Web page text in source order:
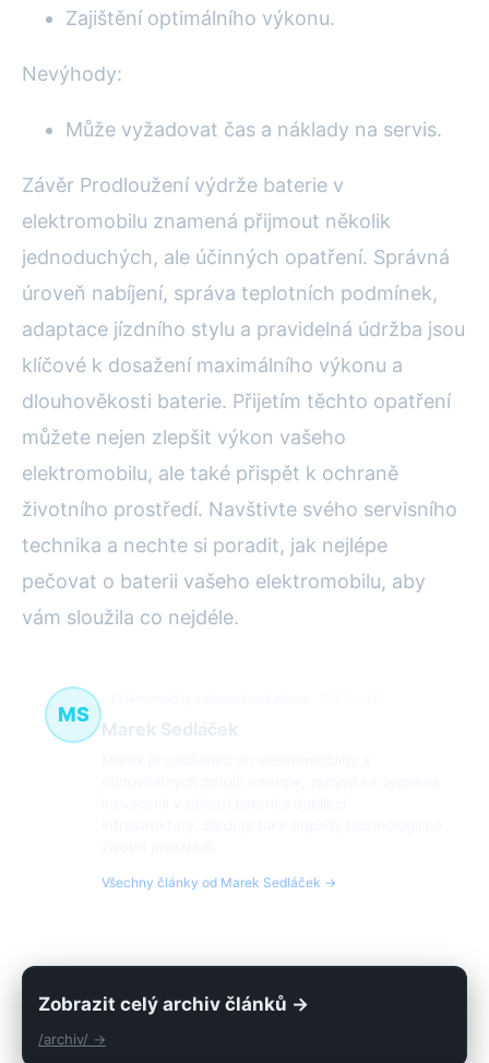
Zajištění optimálního výkonu.
Nevýhody:
Může vyžadovat čas a náklady na servis.
Závěr Prodloužení výdrže baterie v
elektromobilu znamená přijmout několik
jednoduchých, ale účinných opatření. Správná
úroveň nabíjení, správa teplotních podmínek,
adaptace jízdního stylu a pravidelná údržba jsou
klíčové k dosažení maximálního výkonu a
dlouhověkosti baterie. Přijetím těchto opatření
můžete nejen zlepšit výkon vašeho
elektromobilu, ale také přispět k ochraně
životního prostředí. Navštivte svého servisního
technika a nechte si poradit, jak nejlépe
pečovat o baterii vašeho elektromobilu, aby
vám sloužila co nejdéle.
MS
Marek Sedláček
Všechny články od Marek Sedláček →
Zobrazit celý archiv článků →
/archiv/ →